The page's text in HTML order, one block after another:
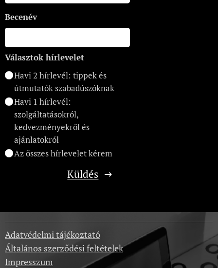
Becenév
Választok hírlevelet
Havi 2 hírlevél: tippek és
útmutatók szabadúszóknak
Havi 1 hírlevél:
szolgáltatásokról,
kedvezményekről és
ajánlatokról
Az összes hírlevelet kérem
Küldés
Adatvédelmi tájékoztató
Általános szerződési feltételek
Impresszum